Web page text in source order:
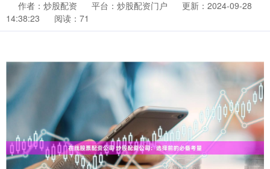
作者：炒股配资 平台：炒股配资门户
更新：2024-09-28
14:38:23
阅读：71